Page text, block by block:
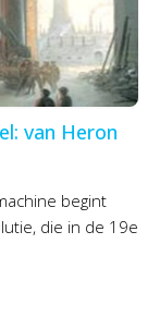
van Heron
begint
die in de 19e